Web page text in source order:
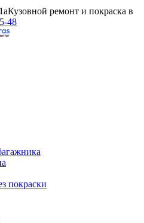
Кузовной ремонт и покраска в
48
покраски